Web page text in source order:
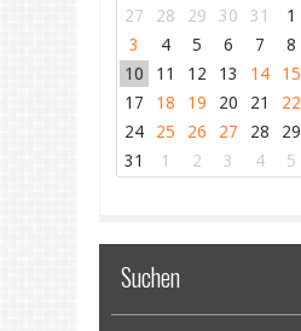
27
28 29 30 31 1
3
4 5 6 7 8
10
11 12 13 14 15
17
18 19 20 21 22
24
25 26 27 28 29
31
1 2 3 4 5
Suchen